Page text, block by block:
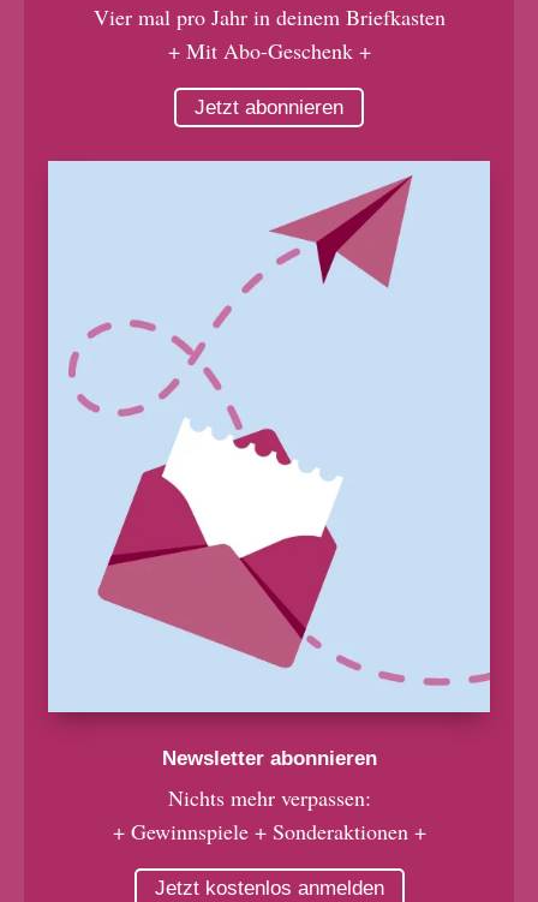
Vier mal pro Jahr in deinem Briefkasten
+ Mit Abo-Geschenk +
Jetzt abonnieren
Newsletter abonnieren
Nichts mehr verpassen:
+ Gewinnspiele + Sonderaktionen +
Jetzt kostenlos anmelden